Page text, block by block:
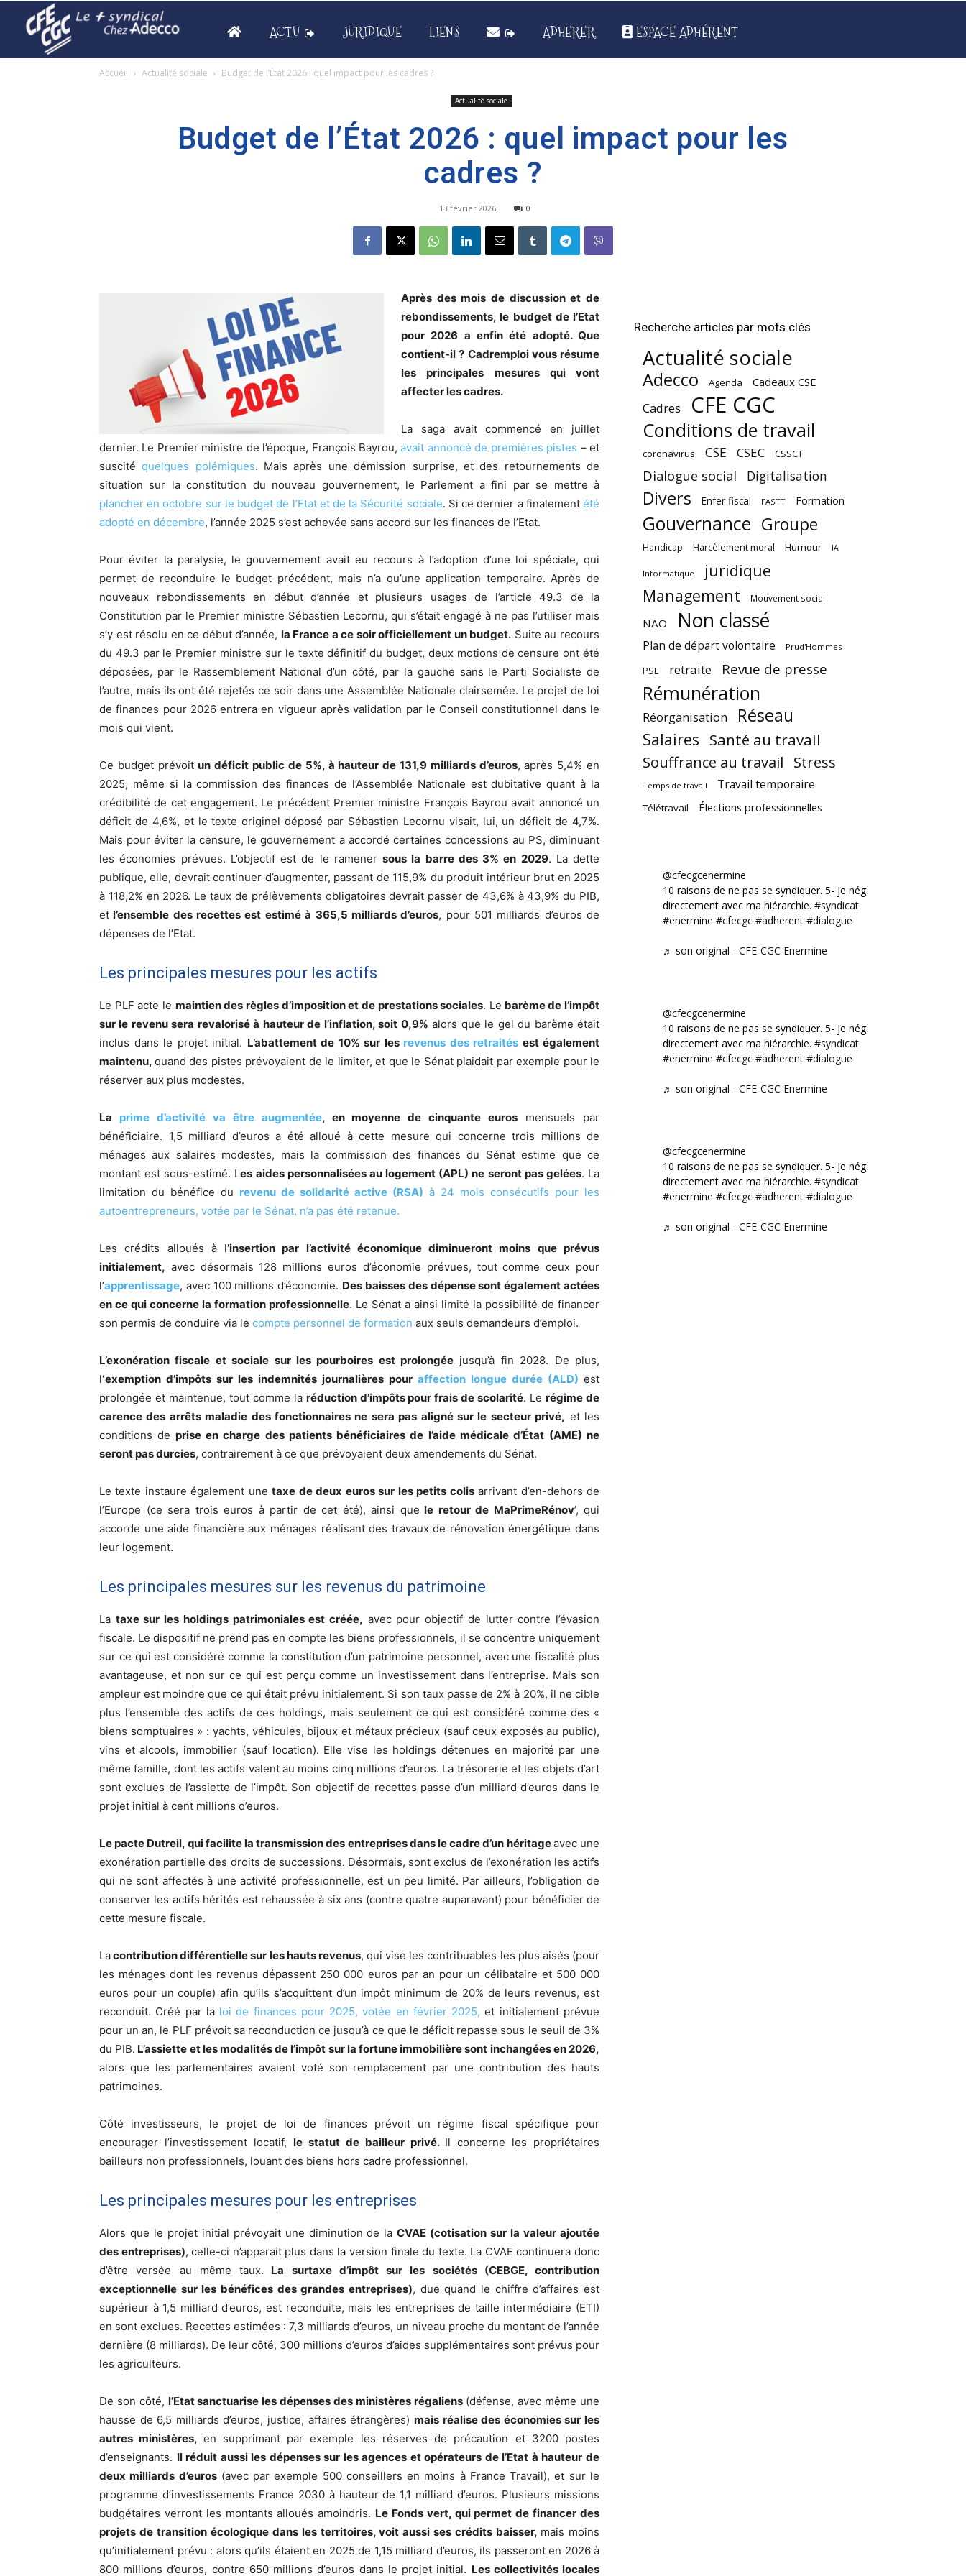
ACTU JURIDIQUE LIENS ADHERER ESPACE ADHÉRENT
Accueil Actualité sociale Budget de l’État 2026 : quel impact pour les cadres ?
Actualité sociale
Budget de l’État 2026 : quel impact pour les
cadres ?
13 février 2026 0
Après des mois de discussion et de
rebondissements, le budget de l’Etat
pour 2026 a enfin été adopté. Que
contient-il ? Cadremploi vous résume
les principales mesures qui vont
affecter les cadres.
La saga avait commencé en juillet
dernier. Le Premier ministre de l’époque, François Bayrou, avait annoncé de premières pistes – et
suscitéquelques polémiques. Mais après une démission surprise, et des retournements de
situation sur la constitution du nouveau gouvernement, le Parlement a fini par se mettre à
plancher en octobre sur le budget de l’Etat et de la Sécurité sociale. Si ce dernier a finalementété
adopté en décembre, l’année 2025 s’est achevée sans accord sur les finances de l’Etat.
Pour éviter la paralysie, le gouvernement avait eu recours à l’adoption d’une loi spéciale, qui
permet de reconduire le budget précédent, mais n’a qu’une application temporaire. Après de
nouveaux rebondissements en début d’année et plusieurs usages de l’article 49.3 de la
Constitution par le Premier ministre Sébastien Lecornu, qui s’était engagé à ne pas l’utiliser mais
s’y est résolu en ce début d’année, la France a ce soir officiellement un budget. Suite au recours
du 49.3 par le Premier ministre sur le texte définitif du budget, deux motions de censure ont été
déposées, par le Rassemblement National d’un côté, par la gauche sans le Parti Socialiste de
l’autre, mais ils ont été rejetés ce soir dans une Assemblée Nationale clairsemée. Le projet de loi
de finances pour 2026 entrera en vigueur après validation par le Conseil constitutionnel dans le
mois qui vient.
Ce budget prévoitun déficit public de 5%, à hauteur de 131,9 milliards d’euros, après 5,4% en
2025, même si la commission des finances de l’Assemblée Nationale est dubitative quant à la
crédibilité de cet engagement. Le précédent Premier ministre François Bayrou avait annoncé un
déficit de 4,6%, et le texte originel déposé par Sébastien Lecornu visait, lui, un déficit de 4,7%.
Mais pour éviter la censure, le gouvernement a accordé certaines concessions au PS, diminuant
les économies prévues. L’objectif est de le ramener sous la barre des 3% en 2029. La dette
publique, elle, devrait continuer d’augmenter, passant de 115,9% du produit intérieur brut en 2025
à 118,2% en 2026. Le taux de prélèvements obligatoires devrait passer de 43,6% à 43,9% du PIB,
et l’ensemble des recettes est estimé à 365,5 milliards d’euros, pour 501 milliards d’euros de
dépenses de l’Etat.
Les principales mesures pour les actifs
Le PLF acte le maintien des règles d’imposition et de prestations sociales. Le barème de l’impôt
sur le revenu sera revalorisé à hauteur de l’inflation, soit 0,9% alors que le gel du barème était
inclus dans le projet initial. L’abattement de 10% sur les revenus des retraités est également
maintenu, quand des pistes prévoyaient de le limiter, et que le Sénat plaidait par exemple pour le
réserver aux plus modestes.
La prime d’activité va être augmentée, en moyenne de cinquante euros mensuels par
bénéficiaire. 1,5 milliard d’euros a été alloué à cette mesure qui concerne trois millions de
ménages aux salaires modestes, mais la commission des finances du Sénat estime que ce
montant est sous-estimé. Les aides personnalisées au logement (APL) ne seront pas gelées. La
limitation du bénéfice du revenu de solidarité active (RSA) à 24 mois consécutifs pour les
autoentrepreneurs, votée par le Sénat, n’a pas été retenue.
Les crédits alloués à l’insertion par l’activité économique diminueront moins que prévus
initialement, avec désormais 128 millions euros d’économie prévues, tout comme ceux pour
l’apprentissage, avec 100 millions d’économie. Des baisses des dépense sont également actées
en ce qui concerne la formation professionnelle. Le Sénat a ainsi limité la possibilité de financer
son permis de conduire via le compte personnel de formation aux seuls demandeurs d’emploi.
L’exonération fiscale et sociale sur les pourboires est prolongée jusqu’à fin 2028. De plus,
l‘exemption d’impôts sur les indemnités journalières pour affection longue durée (ALD) est
prolongée et maintenue, tout comme la réduction d’impôts pour frais de scolarité. Lerégime de
carence des arrêts maladie des fonctionnaires ne sera pas aligné sur le secteur privé, et les
conditions de prise en charge des patients bénéficiaires de l’aide médicale d’État (AME) ne
seront pas durcies, contrairement à ce que prévoyaient deux amendements du Sénat.
Le texte instaure également unetaxe de deux euros sur les petits colisarrivant d’en-dehors de
l’Europe (ce sera trois euros à partir de cet été), ainsi que le retour de MaPrimeRénov’, qui
accorde une aide financière aux ménages réalisant des travaux de rénovation énergétique dans
leur logement.
Les principales mesures sur les revenus du patrimoine
La taxe sur les holdings patrimoniales est créée, avec pour objectif de lutter contre l’évasion
fiscale. Le dispositif ne prend pas en compte les biens professionnels, il se concentre uniquement
sur ce qui est considéré comme la constitution d’un patrimoine personnel, avec une fiscalité plus
avantageuse, et non sur ce qui est perçu comme un investissement dans l’entreprise. Mais son
ampleur est moindre que ce qui était prévu initialement. Si son taux passe de 2% à 20%, il ne cible
plus l’ensemble des actifs de ces holdings, mais seulement ce qui est considéré comme des «
biens somptuaires » : yachts, véhicules, bijoux et métaux précieux (sauf ceux exposés au public),
vins et alcools, immobilier (sauf location). Elle vise les holdings détenues en majorité par une
même famille, dont les actifs valent au moins cinq millions d’euros. La trésorerie et les objets d’art
sont exclues de l’assiette de l’impôt. Son objectif de recettes passe d’un milliard d’euros dans le
projet initial à cent millions d’euros.
Le pacte Dutreil, qui facilite la transmission des entreprises dans le cadre d’un héritageavec une
exonération partielle des droits de successions. Désormais, sont exclus de l’exonération les actifs
qui ne sont affectés à une activité professionnelle, est un peu limité. Par ailleurs, l’obligation de
conserver les actifs hérités est rehaussée à six ans (contre quatre auparavant) pour bénéficier de
cette mesure fiscale.
Lacontribution différentielle sur les hauts revenus, qui vise les contribuables les plus aisés (pour
les ménages dont les revenus dépassent 250 000 euros par an pour un célibataire et 500 000
euros pour un couple) afin qu’ils s’acquittent d’un impôt minimum de 20% de leurs revenus, est
reconduit. Créé par laloi de finances pour 2025, votée en février 2025, et initialement prévue
pour un an, le PLF prévoit sa reconduction ce jusqu’à ce que le déficit repasse sous le seuil de 3%
du PIB. L’assiette et les modalités de l’impôt sur la fortune immobilière sont inchangées en 2026,
alors que les parlementaires avaient voté son remplacement par une contribution des hauts
patrimoines.
Côté investisseurs, le projet de loi de finances prévoit un régime fiscal spécifique pour
encourager l’investissement locatif, le statut de bailleur privé. Il concerne les propriétaires
bailleurs non professionnels, louant des biens hors cadre professionnel.
Les principales mesures pour les entreprises
Alors que le projet initial prévoyait une diminution de laCVAE (cotisation sur la valeur ajoutée
des entreprises), celle-ci n’apparait plus dans la version finale du texte. La CVAE continuera donc
d’être versée au même taux. La surtaxe d’impôt sur les sociétés (CEBGE, contribution
exceptionnelle sur les bénéfices des grandes entreprises), due quand le chiffre d’affaires est
supérieur à 1,5 milliard d’euros, est reconduite, mais les entreprises de taille intermédiaire (ETI)
en sont exclues. Recettes estimées : 7,3 milliards d’euros, un niveau proche du montant de l’année
dernière (8 milliards). De leur côté, 300 millions d’euros d’aides supplémentaires sont prévus pour
les agriculteurs.
De son côté, l’Etat sanctuarise les dépenses des ministères régaliens(défense, avec même une
hausse de 6,5 milliards d’euros, justice, affaires étrangères) mais réalise des économies sur les
autres ministères, en supprimant par exemple les réserves de précaution et 3200 postes
d’enseignants. Il réduit aussi les dépenses sur les agences et opérateurs de l’Etat à hauteur de
deux milliards d’euros(avec par exemple 500 conseillers en moins à France Travail), et sur le
programme d’investissements France 2030 à hauteur de 1,1 milliard d’euros. Plusieurs missions
budgétaires verront les montants alloués amoindris. Le Fonds vert, qui permet de financer des
projets de transition écologique dans les territoires, voit aussi ses crédits baisser, mais moins
qu’initialement prévu : alors qu’ils étaient en 2025 de 1,15 milliard d’euros, ils passeront en 2026 à
800 millions d’euros, contre 650 millions d’euros dans le projet initial. Les collectivités locales
Recherche articles par mots clés
Actualité sociale
Adecco Agenda Cadeaux CSE
Cadres CFE CGC
Conditions de travail
coronavirus CSE CSEC CSSCT
Dialogue social Digitalisation
Divers Enfer fiscal FASTT Formation
Gouvernance Groupe
Handicap Harcèlement moral Humour IA
Informatique
juridique
Management
Mouvement social
NAO Non classé
Plan de départ volontaire Prud'Hommes
PSE retraite Revue de presse
Rémunération
Réorganisation Réseau
Salaires Santé au travail
Souffrance au travail Stress
Temps de travail Travail temporaire
Télétravail Élections professionnelles
@cfecgcenermine
10 raisons de ne pas se syndiquer. 5- je négocie
directement avec ma hiérarchie. #syndicat
#enermine #cfecgc #adherent #dialogue
♬ son original - CFE-CGC Enermine
@cfecgcenermine
10 raisons de ne pas se syndiquer. 5- je négocie
directement avec ma hiérarchie. #syndicat
#enermine #cfecgc #adherent #dialogue
♬ son original - CFE-CGC Enermine
@cfecgcenermine
10 raisons de ne pas se syndiquer. 5- je négocie
directement avec ma hiérarchie. #syndicat
#enermine #cfecgc #adherent #dialogue
♬ son original - CFE-CGC Enermine